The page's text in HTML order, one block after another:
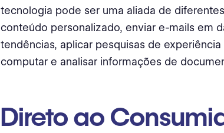
tecnologia pode ser uma aliada de
conteúdo personalizado, enviar e-mails em
tendências, aplicar pesquisas de
computar e analisar informações de
Direto ao